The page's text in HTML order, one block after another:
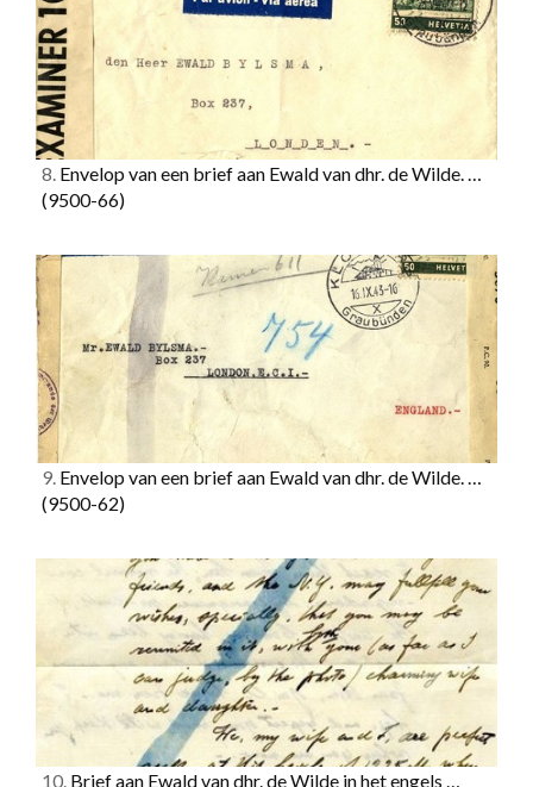
8. Envelop van een brief aan Ewald van dhr. de Wilde. …
(9500-66)
9. Envelop van een brief aan Ewald van dhr. de Wilde. …
(9500-62)
10. Brief aan Ewald van dhr. de Wilde in het engels …